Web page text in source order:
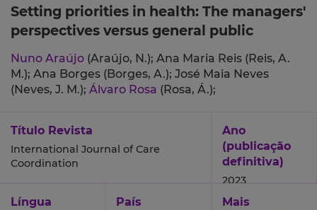
Setting priorities in health: The managers'
perspectives versus general public
Nuno Araújo (Araújo, N.); Ana Maria Reis (Reis, A.
M.); Ana Borges (Borges, A.); José Maia Neves
(Neves, J. M.); Álvaro Rosa (Rosa, Á.);
Título Revista
International Journal of Care
Coordination
Ano
(publicação
definitiva)
2023
Língua País
Mais